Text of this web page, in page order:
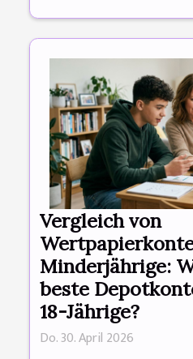
Vergleich von
Minderjährige:
beste
18-Jährige?
Do. 30. April 2026